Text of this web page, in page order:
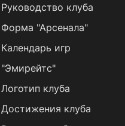
Руководство клуба
Форма "Арсенала"
Календарь игр
"Эмирейтс"
Логотип клуба
Достижения клуба